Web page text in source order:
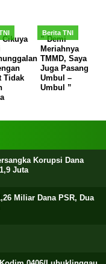
Cikuya
Tidak
Berita TNI
” Demi
Meriahnya
TMMD, Saya
Juga Pasang
Umbul –
Umbul ”
Korupsi Dana
Juta
Miliar Dana PSR, Dua